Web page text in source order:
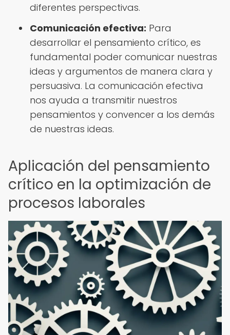
diferentes perspectivas.
Comunicación efectiva: Para
desarrollar el pensamiento crítico, es
fundamental poder comunicar nuestras
ideas y argumentos de manera clara y
persuasiva. La comunicación efectiva
nos ayuda a transmitir nuestros
pensamientos y convencer a los demás
de nuestras ideas.
Aplicación del pensamiento
crítico en la optimización de
procesos laborales